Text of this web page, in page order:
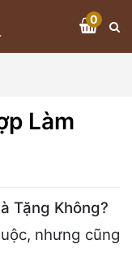
0
Làm
Tặng Không?
nhưng cũng